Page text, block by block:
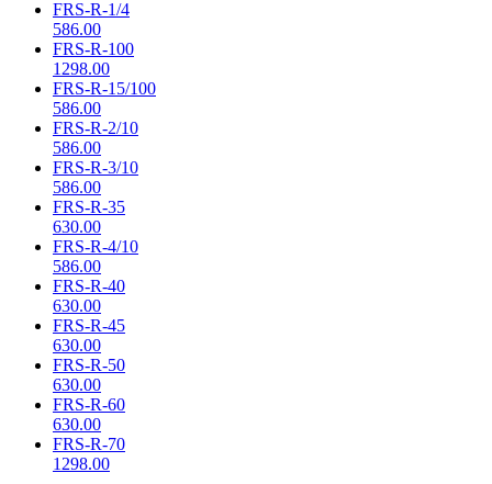
FRS-R-1/4
586.00
FRS-R-100
1298.00
FRS-R-15/100
586.00
FRS-R-2/10
586.00
FRS-R-3/10
586.00
FRS-R-35
630.00
FRS-R-4/10
586.00
FRS-R-40
630.00
FRS-R-45
630.00
FRS-R-50
630.00
FRS-R-60
630.00
FRS-R-70
1298.00